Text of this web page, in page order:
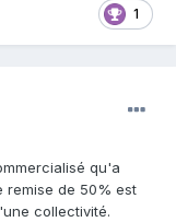
1
qu'a
remise de 50% est
collectivité.